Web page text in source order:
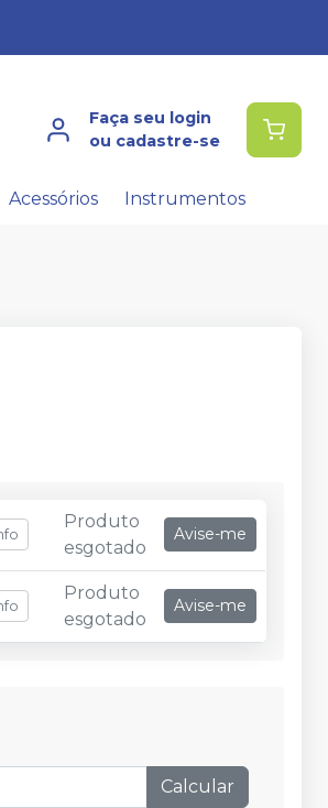
Faça seu login
ou cadastre-se
Acessórios Instrumentos
Produto
esgotado
Avise-me
Produto
esgotado
Avise-me
Calcular